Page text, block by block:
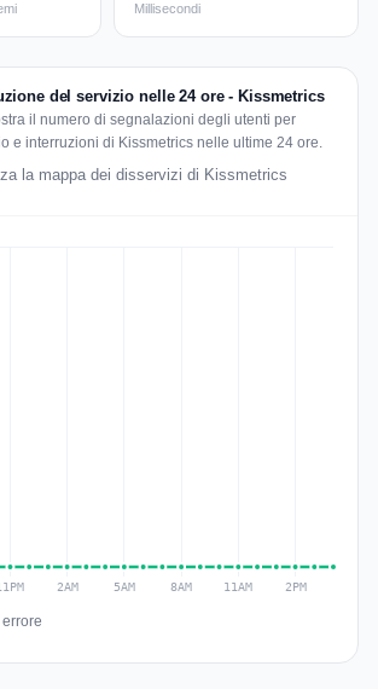
Millisecondi
del servizio nelle 24 ore - Kissmetrics
il numero di segnalazioni degli utenti per
e interruzioni di Kissmetrics nelle ultime 24 ore.
la mappa dei disservizi di Kissmetrics